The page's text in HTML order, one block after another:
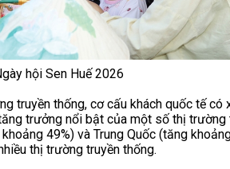
hội Sen Huế 2026
truyền thống, cơ cấu khách quốc tế có
trưởng nổi bật của một số thị trường
49%) và Trung Quốc (tăng
thị trường truyền thống.